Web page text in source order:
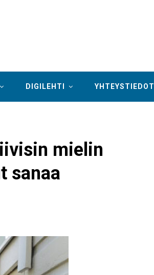
DIGILEHTI YHTEYSTIEDOT
mielin
sanaa